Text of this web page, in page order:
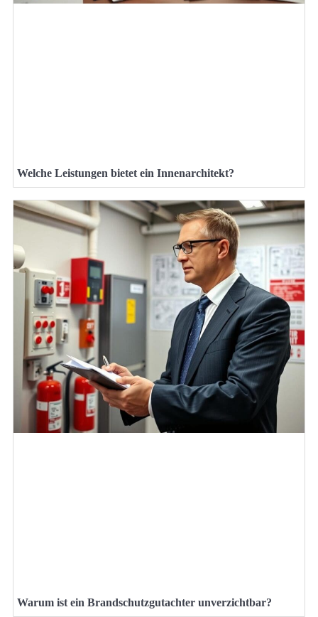
Welche Leistungen bietet ein Innenarchitekt?
Warum ist ein Brandschutzgutachter unverzichtbar?